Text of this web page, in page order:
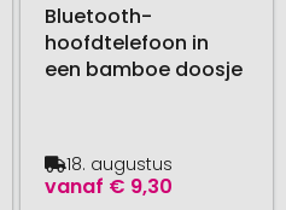
Bluetooth-
hoofdtelefoon in
een bamboe doosje
vanaf € 9,30
18. augustus